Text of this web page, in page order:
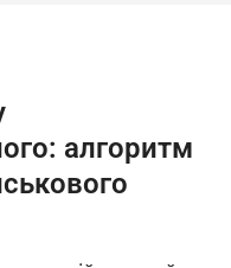
алгоритм